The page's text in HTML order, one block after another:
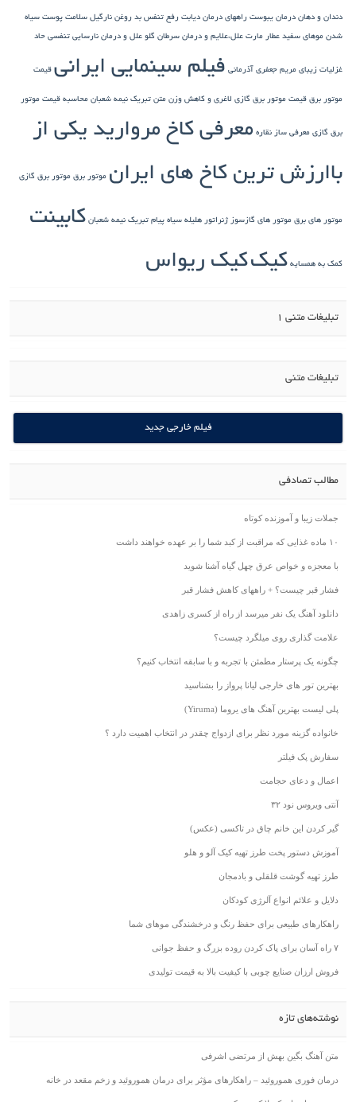
دندان و دهان درمان یبوست راههای درمان دیابت رفع تنفس بد روغن نارگیل سلامت پوست سیاه
شدن موهای سفید عطار مارت علل،علایم و درمان سرطان گلو علل و درمان نارسایی تنفسی حاد
غزلیات زیبای مریم جعفری آذرمانی فیلم سینمایی ایرانی قیمت
موتور برق قیمت موتور برق گازی لاغری و کاهش وزن متن تبریک نیمه شعبان محاسبه قیمت موتور
برق گازی معرفی ساز نقاره معرفی کاخ مروارید یکی از
باارزش ترین کاخ های ایران موتور برق موتور برق گازی
موتور های برق موتور های گازسوز ژنراتور هلیله سیاه پیام تبریک نیمه شعبان کابینت
کمک به همسایه کیککیک ریواس
تبلیغات متنی 1
تبلیغات متنی
فیلم خارجی جدید
مطالب تصادفی
جملات زیبا و آموزنده کوتاه
۱۰ ماده غذایی که مراقبت از کبد شما را بر عهده خواهند داشت
با معجزه و خواص عرق چهل گیاه آشنا شوید
فشار قبر چیست؟ + راههای کاهش فشار قبر
دانلود آهنگ یک نفر میرسد از راه از کسری زاهدی
علامت گذاری روی میلگرد چیست؟
چگونه یک پرستار مطمئن با تجربه و با سابقه انتخاب کنیم؟
بهترین تور های خارجی لیانا پرواز را بشناسید
پلی لیست بهترین آهنگ های یروما (Yiruma)
خانواده گزینه مورد نظر برای ازدواج چقدر در انتخاب اهمیت دارد ؟
سفارش پک فیلتر
اعمال و دعای حجامت
آنتی ویروس نود ۳۲
گیر کردن این خانم چاق در تاکسی (عکس)
آموزش دستور پخت طرز تهیه کیک آلو و هلو
طرز تهیه گوشت قلقلی و بادمجان
دلایل و علائم انواع آلرژی کودکان
راهکارهای طبیعی برای حفظ رنگ و درخشندگی موهای شما
۷ راه آسان برای پاک کردن روده بزرگ و حفظ جوانی
فروش ارزان صنایع چوبی با کیفیت بالا به قیمت تولیدی
نوشته‌های تازه
متن آهنگ بگین بهش از مرتضی اشرفی
درمان فوری هموروئید – راهکارهای مؤثر برای درمان هموروئید و زخم مقعد در خانه